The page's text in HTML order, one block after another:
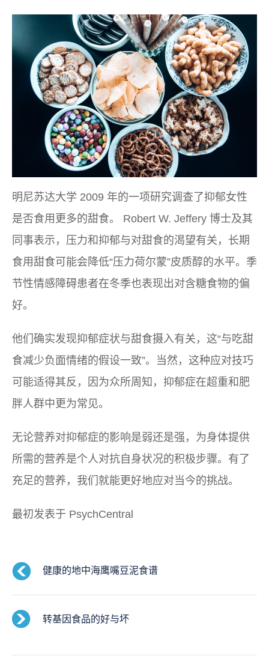
明尼苏达大学 2009 年的一项研究调查了抑郁女性
是否食用更多的甜食。 Robert W. Jeffery 博士及其
同事表示，压力和抑郁与对甜食的渴望有关，长期
食用甜食可能会降低“压力荷尔蒙”皮质醇的水平。季
节性情感障碍患者在冬季也表现出对含糖食物的偏
好。
他们确实发现抑郁症状与甜食摄入有关，这“与吃甜
食减少负面情绪的假设一致”。当然，这种应对技巧
可能适得其反，因为众所周知，抑郁症在超重和肥
胖人群中更为常见。
无论营养对抑郁症的影响是弱还是强，为身体提供
所需的营养是个人对抗自身状况的积极步骤。有了
充足的营养，我们就能更好地应对当今的挑战。
最初发表于 PsychCentral
健康的地中海鹰嘴豆泥食谱
转基因食品的好与坏